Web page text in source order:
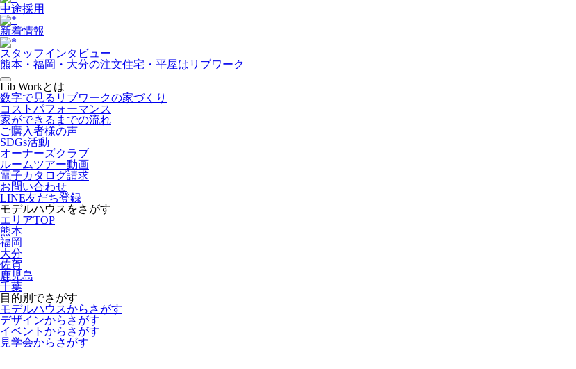
中途採用
新着情報
スタッフインタビュー
熊本・福岡・大分の注文住宅・平屋はリブワーク
Lib Workとは
数字で見るリブワークの家づくり
コストパフォーマンス
家ができるまでの流れ
ご購入者様の声
SDGs活動
オーナーズクラブ
ルームツアー動画
電子カタログ請求
お問い合わせ
LINE友だち登録
モデルハウスをさがす
エリアTOP
熊本
福岡
大分
佐賀
鹿児島
千葉
目的別でさがす
モデルハウスからさがす
デザインからさがす
イベントからさがす
見学会からさがす